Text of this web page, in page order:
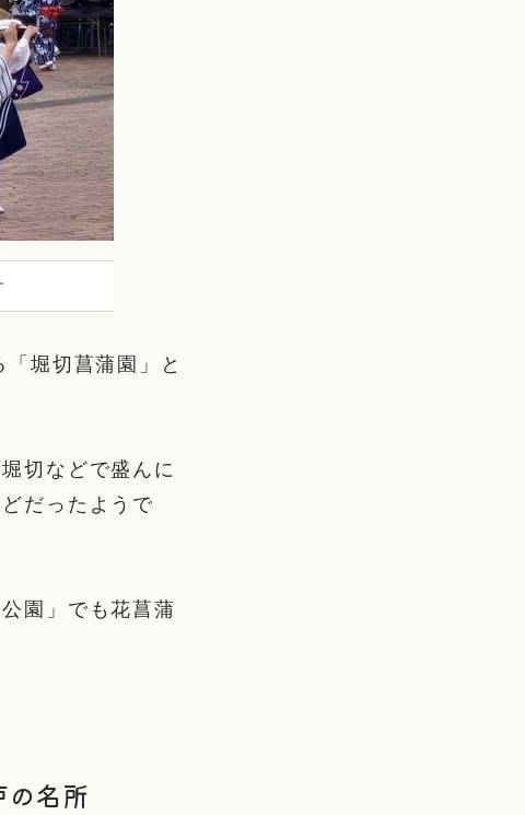
堀切菖蒲園」と
切などで盛んに
だったようで
園」でも花菖蒲
の名所